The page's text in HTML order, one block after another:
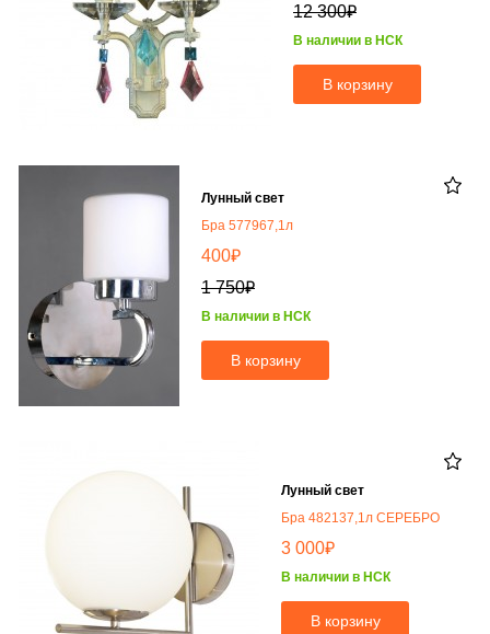
12 300₽
В наличии в НСК
В корзину
Лунный свет
Бра 577967,1л
400₽
1 750₽
В наличии в НСК
В корзину
Лунный свет
Бра 482137,1л СЕРЕБРО
3 000₽
В наличии в НСК
В корзину